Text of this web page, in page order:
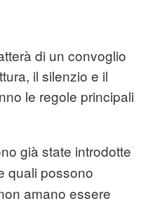
di un convoglio
il silenzio e il
le regole principali
già state introdotte
quali possono
amano essere